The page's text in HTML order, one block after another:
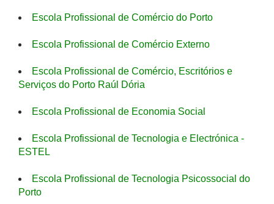
Escola Profissional de Comércio do Porto
Escola Profissional de Comércio Externo
Escola Profissional de Comércio, Escritórios e
Serviços do Porto Raúl Dória
Escola Profissional de Economia Social
Escola Profissional de Tecnologia e Electrónica -
ESTEL
Escola Profissional de Tecnologia Psicossocial do
Porto